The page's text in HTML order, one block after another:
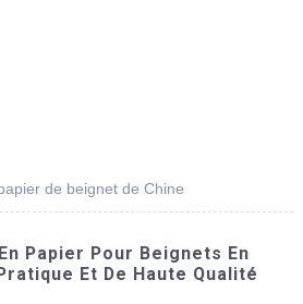
de beignet de Chine
Papier Pour Beignets En
Et De Haute Qualité